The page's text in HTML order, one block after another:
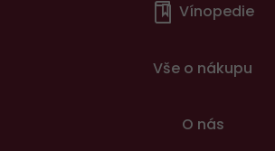
Vínopedie
Vše o nákupu
O nás